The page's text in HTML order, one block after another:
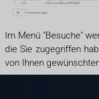
Im Menü "Besuche"
die Sie zugegriffen
von Ihnen